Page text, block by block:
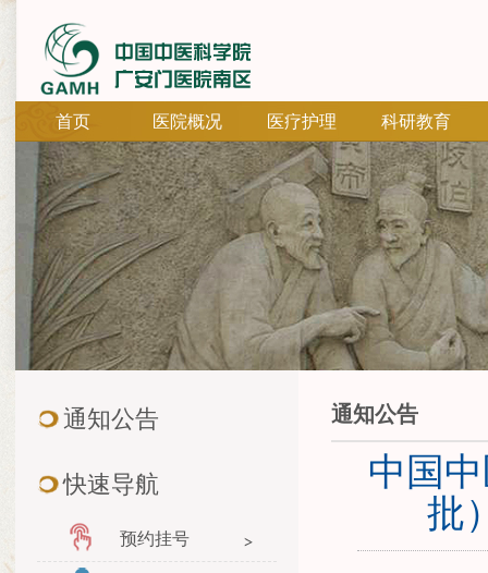
首页 医院概况 医疗护理 科研教育
通知公告
快速导航
预约挂号
通知公告
中国
批